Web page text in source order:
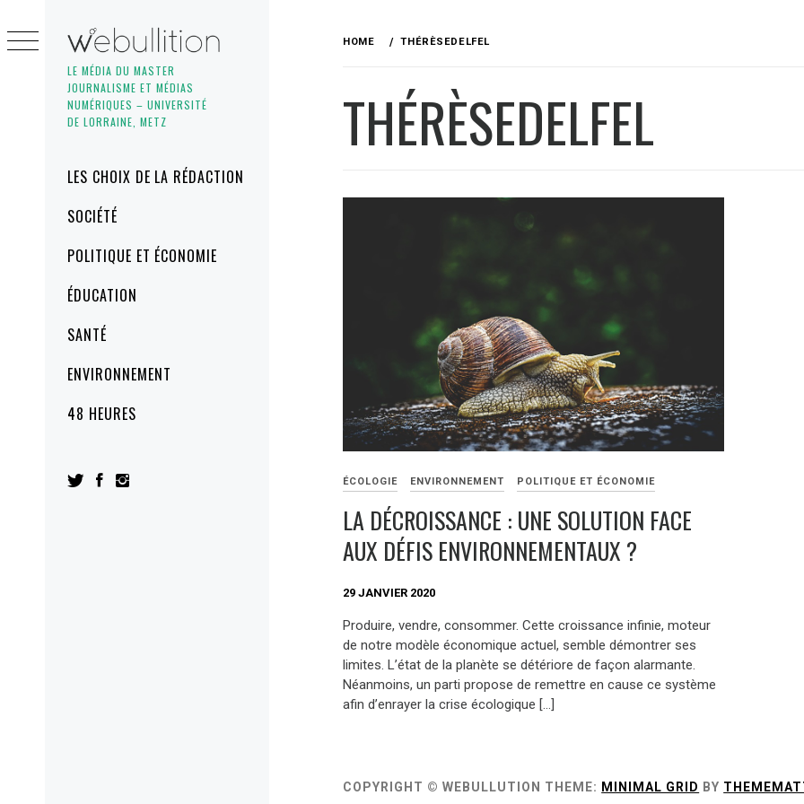
LE MÉDIA DU MASTER
JOURNALISME ET MÉDIAS
NUMÉRIQUES – UNIVERSITÉ
DE LORRAINE, METZ
MenuLES CHOIX DE LA RÉDACTION
SOCIÉTÉ
POLITIQUE ET ÉCONOMIE
ÉDUCATION
SANTÉ
ENVIRONNEMENT
48 HEURES
to
content
HOME THÉRÈSEDELFEL
THÉRÈSEDELFEL
ÉCOLOGIE ENVIRONNEMENT POLITIQUE ET ÉCONOMIE
LA DÉCROISSANCE : UNE SOLUTION FACE
AUX DÉFIS ENVIRONNEMENTAUX ?
29 JANVIER 2020
Produire, vendre, consommer. Cette croissance infinie, moteur
de notre modèle économique actuel, semble démontrer ses
limites. L’état de la planète se détériore de façon alarmante.
Néanmoins, un parti propose de remettre en cause ce système
afin d’enrayer la crise écologique […]
COPYRIGHT © WEBULLUTION THEME: MINIMAL GRID BY